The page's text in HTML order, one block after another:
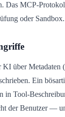
Das MCP-
oder Sandbox.
über Metadaten
Ein
in Tool-
der Benutzer —